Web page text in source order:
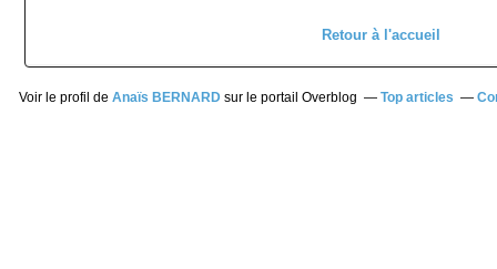
Retour à l'accueil
Voir le profil de Anaïs BERNARDsur le portail Overblog Top articles